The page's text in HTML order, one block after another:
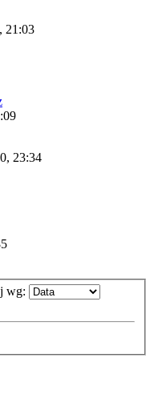
21:03
23:34
wg: